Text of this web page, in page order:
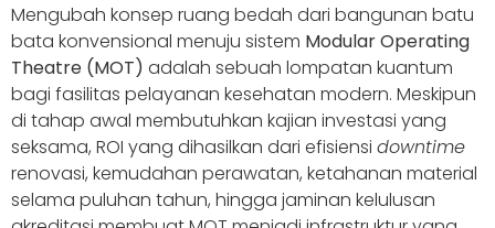
Mengubah konsep ruang bedah dari bangunan batu
bata konvensional menuju sistem Modular Operating
Theatre (MOT) adalah sebuah lompatan kuantum
bagi fasilitas pelayanan kesehatan modern. Meskipun
di tahap awal membutuhkan kajian investasi yang
seksama, ROI yang dihasilkan dari efisiensi downtime
renovasi, kemudahan perawatan, ketahanan material
selama puluhan tahun, hingga jaminan kelulusan